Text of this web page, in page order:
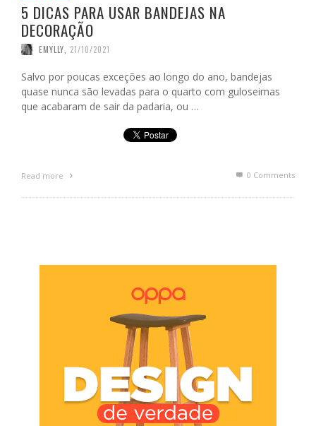
5 DICAS PARA USAR BANDEJAS NA
DECORAÇÃO
EMYLLY 21/10/2021
Salvo por poucas exceções ao longo do ano, bandejas
quase nunca são levadas para o quarto com guloseimas
que acabaram de sair da padaria, ou …
Read more 0 Comments